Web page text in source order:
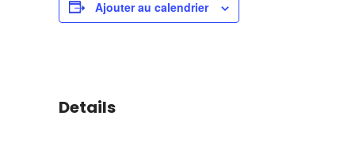
Ajouter au calendrier
Details